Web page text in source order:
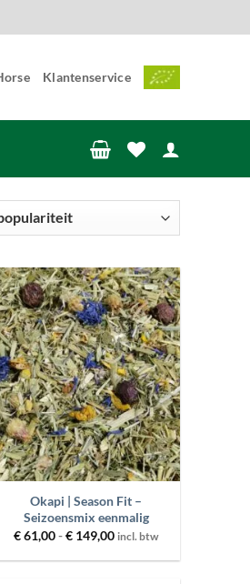
Klantenservice
Toevoegen
aan
wenslijst
+
Okapi | Season Fit –
Seizoensmix eenmalig
€61,00-€ 149,00Prijsklasse:
tot
incl. btw